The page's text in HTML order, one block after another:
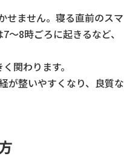
せません。寝る直前のスマ
8時ごろに起きるなど、
関わります。
が整いやすくなり、良質な